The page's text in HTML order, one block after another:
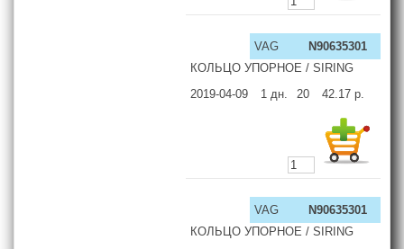
VAG
N90635301
КОЛЬЦО УПОРНОЕ / SIRING
2019-04-09
1 дн. 20 42.17 р.
VAG
N90635301
КОЛЬЦО УПОРНОЕ / SIRING